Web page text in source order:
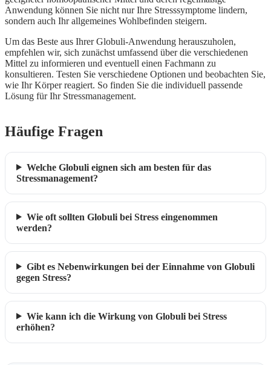
Anwendung können Sie nicht nur Ihre Stresssymptome lindern,
sondern auch Ihr allgemeines Wohlbefinden steigern.
Um das Beste aus Ihrer Globuli-Anwendung herauszuholen,
empfehlen wir, sich zunächst umfassend über die verschiedenen
Mittel zu informieren und eventuell einen Fachmann zu
konsultieren. Testen Sie verschiedene Optionen und beobachten Sie,
wie Ihr Körper reagiert. So finden Sie die individuell passende
Lösung für Ihr Stressmanagement.
Häufige Fragen
Welche Globuli eignen sich am besten für das
Stressmanagement?
Wie oft sollten Globuli bei Stress eingenommen
werden?
Gibt es Nebenwirkungen bei der Einnahme von Globuli
gegen Stress?
Wie kann ich die Wirkung von Globuli bei Stress
erhöhen?